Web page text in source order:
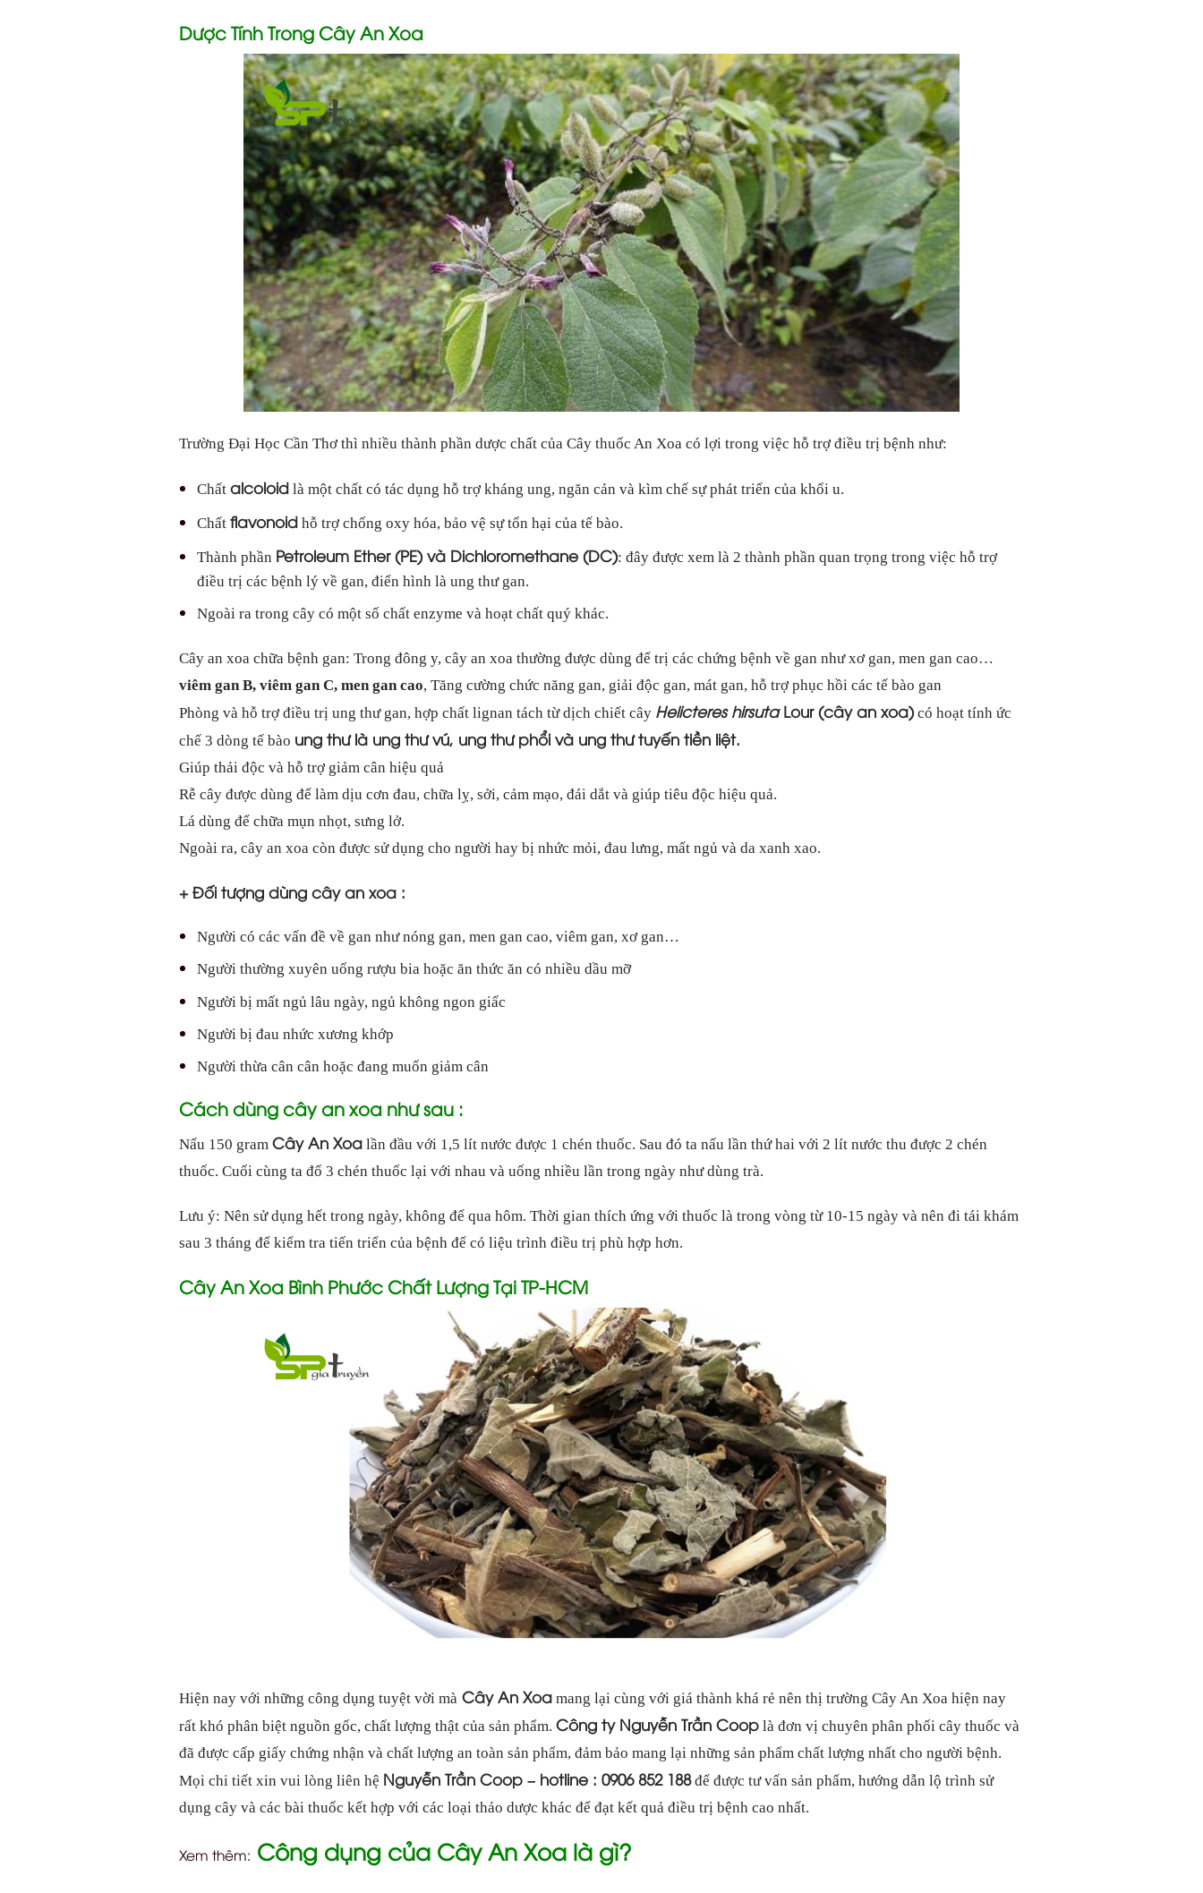
Dược Tính Trong Cây An Xoa
Trường Đại Học Cần Thơ thì nhiều thành phần dược chất của Cây thuốc An Xoa có lợi trong việc hỗ trợ điều trị bệnh như:
Chất alcoloid là một chất có tác dụng hỗ trợ kháng ung, ngăn cản và kìm chế sự phát triển của khối u.
Chất flavonoid hỗ trợ chống oxy hóa, bảo vệ sự tổn hại của tế bào.
Thành phần Petroleum Ether (PE) và Dichloromethane (DC): đây được xem là 2 thành phần quan trọng trong việc hỗ trợ
điều trị các bệnh lý về gan, điển hình là ung thư gan.
Ngoài ra trong cây có một số chất enzyme và hoạt chất quý khác.
Cây an xoa chữa bệnh gan: Trong đông y, cây an xoa thường được dùng để trị các chứng bệnh về gan như xơ gan, men gan cao…
viêm gan B, viêm gan C, men gan cao, Tăng cường chức năng gan, giải độc gan, mát gan, hỗ trợ phục hồi các tế bào gan
Phòng và hỗ trợ điều trị ung thư gan, hợp chất lignan tách từ dịch chiết cây Helicteres hirsutaLour (cây an xoa)có hoạt tính ức
chế 3 dòng tế bào ung thư là ung thư vú, ung thư phổi và ung thư tuyến tiền liệt.
Giúp thải độc và hỗ trợ giảm cân hiệu quả
Rễ cây được dùng để làm dịu cơn đau, chữa lỵ, sởi, cảm mạo, đái dắt và giúp tiêu độc hiệu quả.
Lá dùng để chữa mụn nhọt, sưng lở.
Ngoài ra, cây an xoa còn được sử dụng cho người hay bị nhức mỏi, đau lưng, mất ngủ và da xanh xao.
+ Đối tượng dùng cây an xoa :
Người có các vấn đề về gan như nóng gan, men gan cao, viêm gan, xơ gan…
Người thường xuyên uống rượu bia hoặc ăn thức ăn có nhiều dầu mỡ
Người bị mất ngủ lâu ngày, ngủ không ngon giấc
Người bị đau nhức xương khớp
Người thừa cân cân hoặc đang muốn giảm cân
Cách dùng cây an xoa như sau :
Nấu 150 gram Cây An Xoalần đầu với 1,5 lít nước được 1 chén thuốc. Sau đó ta nấu lần thứ hai với 2 lít nước thu được 2 chén
thuốc. Cuối cùng ta đổ 3 chén thuốc lại với nhau và uống nhiều lần trong ngày như dùng trà.
Lưu ý: Nên sử dụng hết trong ngày, không để qua hôm. Thời gian thích ứng với thuốc là trong vòng từ 10-15 ngày và nên đi tái khám
sau 3 tháng để kiểm tra tiến triển của bệnh để có liệu trình điều trị phù hợp hơn.
Cây An Xoa Bình Phước Chất Lượng Tại TP-HCM
Hiện nay với những công dụng tuyệt vời mà Cây An Xoamang lại cùng với giá thành khá rẻ nên thị trường Cây An Xoa hiện nay
rất khó phân biệt nguồn gốc, chất lượng thật của sản phẩm. Công ty Nguyễn Trần Cooplà đơn vị chuyên phân phối cây thuốc và
đã được cấp giấy chứng nhận và chất lượng an toàn sản phẩm, đảm bảo mang lại những sản phẩm chất lượng nhất cho người bệnh.
Mọi chi tiết xin vui lòng liên hệ Nguyễn Trần Coop – hotline : 0906 852 188để được tư vấn sản phẩm, hướng dẫn lộ trình sử
dụng cây và các bài thuốc kết hợp với các loại thảo dược khác để đạt kết quả điều trị bệnh cao nhất.
Xem thêm: Công dụng của Cây An Xoa là gì?